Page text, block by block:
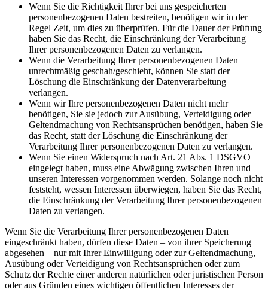
Wenn Sie die Richtigkeit Ihrer bei uns gespeicherten
personenbezogenen Daten bestreiten, benötigen wir in der
Regel Zeit, um dies zu überprüfen. Für die Dauer der Prüfung
haben Sie das Recht, die Einschränkung der Verarbeitung
Ihrer personenbezogenen Daten zu verlangen.
Wenn die Verarbeitung Ihrer personenbezogenen Daten
unrechtmäßig geschah/geschieht, können Sie statt der
Löschung die Einschränkung der Datenverarbeitung
verlangen.
Wenn wir Ihre personenbezogenen Daten nicht mehr
benötigen, Sie sie jedoch zur Ausübung, Verteidigung oder
Geltendmachung von Rechtsansprüchen benötigen, haben Sie
das Recht, statt der Löschung die Einschränkung der
Verarbeitung Ihrer personenbezogenen Daten zu verlangen.
Wenn Sie einen Widerspruch nach Art. 21 Abs. 1 DSGVO
eingelegt haben, muss eine Abwägung zwischen Ihren und
unseren Interessen vorgenommen werden. Solange noch nicht
feststeht, wessen Interessen überwiegen, haben Sie das Recht,
die Einschränkung der Verarbeitung Ihrer personenbezogenen
Daten zu verlangen.
Wenn Sie die Verarbeitung Ihrer personenbezogenen Daten
eingeschränkt haben, dürfen diese Daten – von ihrer Speicherung
abgesehen – nur mit Ihrer Einwilligung oder zur Geltendmachung,
Ausübung oder Verteidigung von Rechtsansprüchen oder zum
Schutz der Rechte einer anderen natürlichen oder juristischen Person
oder aus Gründen eines wichtigen öffentlichen Interesses der